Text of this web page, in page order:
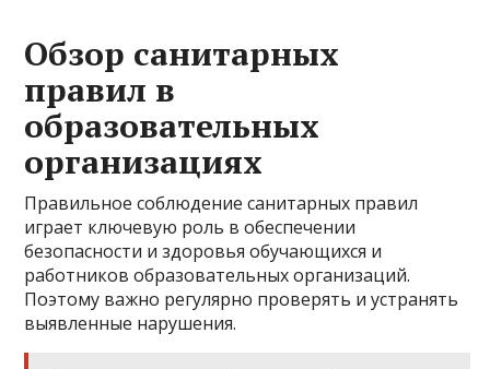
Обзор санитарных
правил в
образовательных
организациях
Правильное соблюдение санитарных правил
играет ключевую роль в обеспечении
безопасности и здоровья обучающихся и
работников образовательных организаций.
Поэтому важно регулярно проверять и устранять
выявленные нарушения.